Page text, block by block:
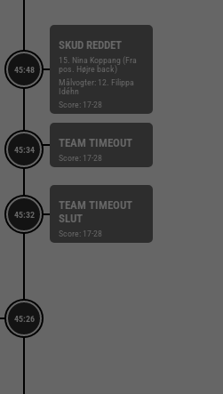
45:48
SKUD REDDET
15. Nina Koppang (Fra
pos. Højre back)
Målvogter: 12. Filippa
Idéhn
Score: 17-28
45:34
TEAM TIMEOUT
Score: 17-28
45:32
TEAM TIMEOUT
SLUT
Score: 17-28
45:26